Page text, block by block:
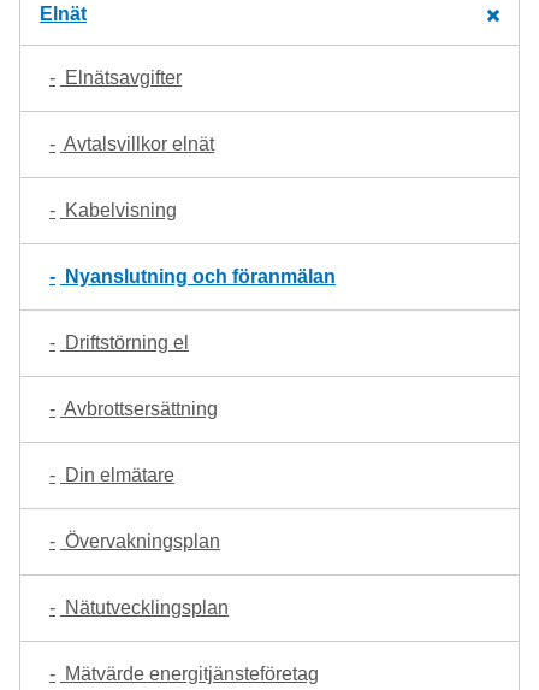
Elnät
Elnätsavgifter
Avtalsvillkor elnät
Kabelvisning
Nyanslutning och föranmälan
Driftstörning el
Avbrottsersättning
Din elmätare
Övervakningsplan
Nätutvecklingsplan
Mätvärde energitjänsteföretag